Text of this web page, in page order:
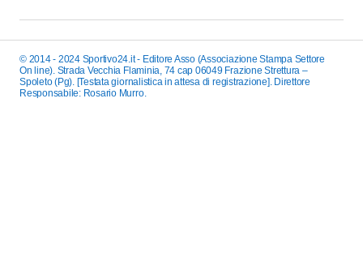
© 2014 - 2024 Sportivo24.it - Editore Asso (Associazione Stampa Settore
On line). Strada Vecchia Flaminia, 74 cap 06049 Frazione Strettura –
Spoleto (Pg). [Testata giornalistica in attesa di registrazione]. Direttore
Responsabile: Rosario Murro.